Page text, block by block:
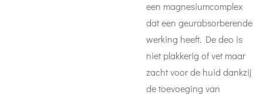
een magnesiumcomplex
dat een geurabsorberende
werking heeft. De deo is
niet plakkerig of vet maar
zacht voor de huid dankzij
de toevoeging van